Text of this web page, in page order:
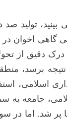
آنچه به عنوان
اخوان در
درک دقیق از
نتیجه برسد،
اسلامی،
جامعه
شد. اما در